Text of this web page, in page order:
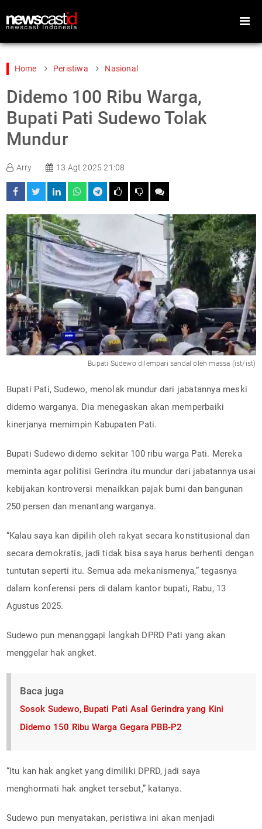
Home
Peristiwa
Gaya Hidup
Video
Foto
Home Peristiwa Nasional
Didemo 100 Ribu Warga,
Bupati Pati Sudewo Tolak
Mundur
Arry 13 Agt 2025 21:08
Bupati Sudewo dilempari sandal oleh massa (ist/ist)
Bupati Pati, Sudewo, menolak mundur dari jabatannya meski
didemo warganya. Dia menegaskan akan memperbaiki
kinerjanya memimpin Kabupaten Pati.
Bupati Sudewo didemo sekitar 100 ribu warga Pati. Mereka
meminta agar politisi Gerindra itu mundur dari jabatannya usai
kebijakan kontroversi menaikkan pajak bumi dan bangunan
250 persen dan menantang warganya.
“Kalau saya kan dipilih oleh rakyat secara konstitusional dan
secara demokratis, jadi tidak bisa saya harus berhenti dengan
tuntutan seperti itu. Semua ada mekanismenya,” tegasnya
dalam konferensi pers di dalam kantor bupati, Rabu, 13
Agustus 2025.
Sudewo pun menanggapi langkah DPRD Pati yang akan
menggelar hak angket.
Baca juga
Sosok Sudewo, Bupati Pati Asal Gerindra yang Kini
Didemo 150 Ribu Warga Gegara PBB-P2
“Itu kan hak angket yang dimiliki DPRD, jadi saya
menghormati hak angket tersebut,” katanya.
Sudewo pun menyatakan, peristiwa ini akan menjadi